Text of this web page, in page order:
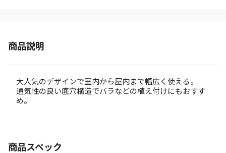
商品説明
大人気のデザインで室内から屋内まで幅広く使える。
通気性の良い底穴構造でバラなどの植え付けにもおすす
め。
商品スペック